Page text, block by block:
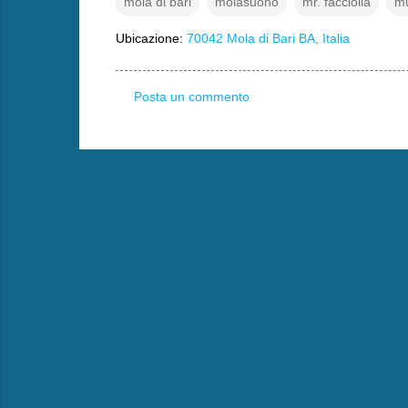
Ubicazione: 70042 Mola di Bari BA, Italia
Posta un commento